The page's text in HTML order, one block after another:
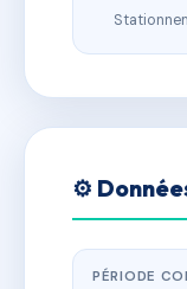
⚙️
PÉRIODE